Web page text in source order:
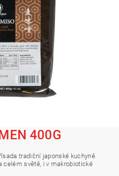
400G
tradiční japonské kuchyně.
celém světě, i v makrobiotické